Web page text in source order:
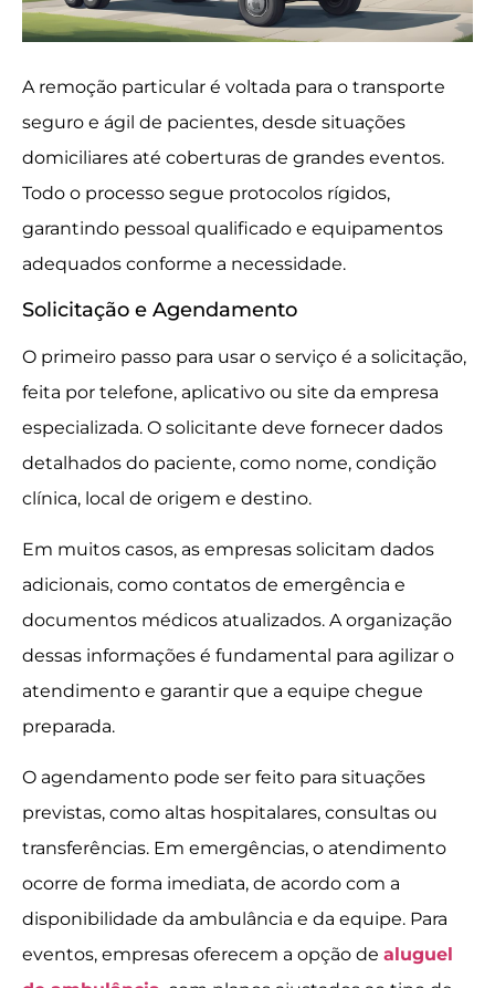
A remoção particular é voltada para o transporte
seguro e ágil de pacientes, desde situações
domiciliares até coberturas de grandes eventos.
Todo o processo segue protocolos rígidos,
garantindo pessoal qualificado e equipamentos
adequados conforme a necessidade.
Solicitação e Agendamento
O primeiro passo para usar o serviço é a solicitação,
feita por telefone, aplicativo ou site da empresa
especializada. O solicitante deve fornecer dados
detalhados do paciente, como nome, condição
clínica, local de origem e destino.
Em muitos casos, as empresas solicitam dados
adicionais, como contatos de emergência e
documentos médicos atualizados. A organização
dessas informações é fundamental para agilizar o
atendimento e garantir que a equipe chegue
preparada.
O agendamento pode ser feito para situações
previstas, como altas hospitalares, consultas ou
transferências. Em emergências, o atendimento
ocorre de forma imediata, de acordo com a
disponibilidade da ambulância e da equipe. Para
eventos, empresas oferecem a opção de aluguel